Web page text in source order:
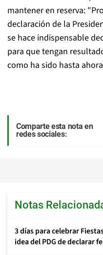
mantener en reserva:
declaración de la
se hace indispensable
para que tengan
como ha sido hasta
Comparte esta nota en
redes sociales:
Notas
3 días para celebrar
idea del PDG de declarar